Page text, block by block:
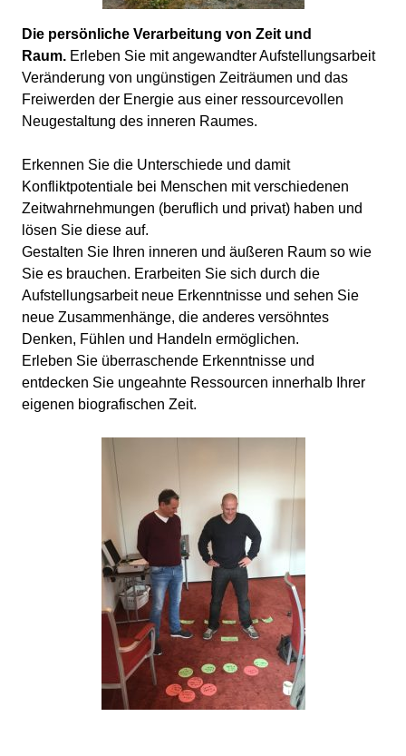
Die persönliche Verarbeitung von Zeit und
Raum. Erleben Sie mit angewandter Aufstellungsarbeit
Veränderung von ungünstigen Zeiträumen und das
Freiwerden der Energie aus einer ressourcevollen
Neugestaltung des inneren Raumes.
Erkennen Sie die Unterschiede und damit
Konfliktpotentiale bei Menschen mit verschiedenen
Zeitwahrnehmungen (beruflich und privat) haben und
lösen Sie diese auf.
Gestalten Sie Ihren inneren und äußeren Raum so wie
Sie es brauchen. Erarbeiten Sie sich durch die
Aufstellungsarbeit neue Erkenntnisse und sehen Sie
neue Zusammenhänge, die anderes versöhntes
Denken, Fühlen und Handeln ermöglichen.
Erleben Sie überraschende Erkenntnisse und
entdecken Sie ungeahnte Ressourcen innerhalb Ihrer
eigenen biografischen Zeit.